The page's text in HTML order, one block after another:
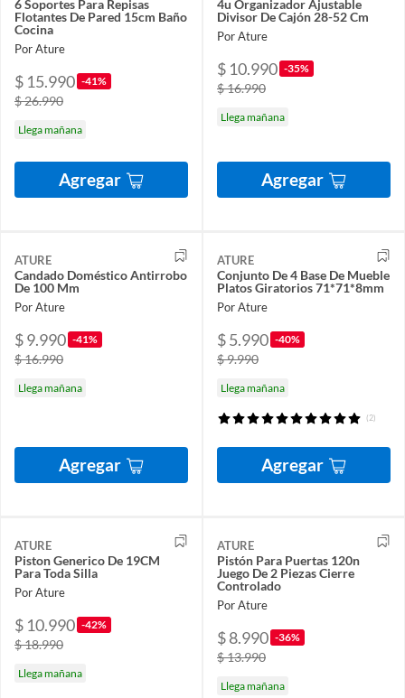
6 Soportes Para Repisas
Flotantes De Pared 15cm Baño
Cocina
Por Ature
$ 15.990 -41%
$ 26.990
Llega mañana
Agregar
4u Organizador Ajustable
Divisor De Cajón 28-52 Cm
Por Ature
$ 10.990 -35%
$ 16.990
Llega mañana
Agregar
ATURE
Candado Doméstico Antirrobo
De 100 Mm
Por Ature
$ 9.990 -41%
$ 16.990
Llega mañana
Agregar
ATURE
Conjunto De 4 Base De Mueble
Platos Giratorios 71*71*8mm
Por Ature
$ 5.990 -40%
$ 9.990
Llega mañana
(2)
Agregar
ATURE
Piston Generico De 19CM
Para Toda Silla
Por Ature
$ 10.990 -42%
$ 18.990
Llega mañana
ATURE
Pistón Para Puertas 120n
Juego De 2 Piezas Cierre
Controlado
Por Ature
$ 8.990 -36%
$ 13.990
Llega mañana